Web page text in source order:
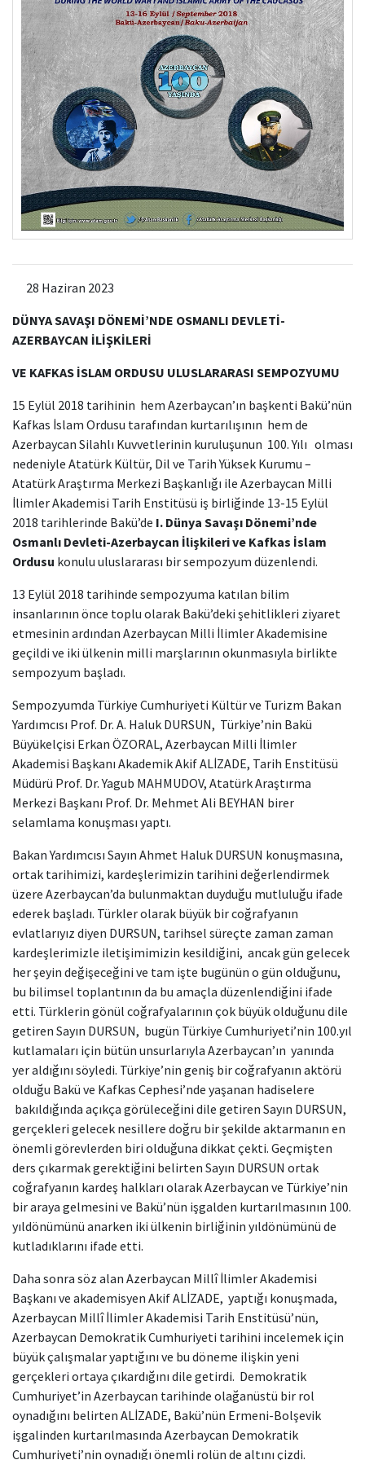
28 Haziran 2023
DÜNYA SAVAŞI DÖNEMİ’NDE OSMANLI DEVLETİ-
AZERBAYCAN İLİŞKİLERİ
VE KAFKAS İSLAM ORDUSU ULUSLARARASI SEMPOZYUMU
15 Eylül 2018 tarihinin hem Azerbaycan’ın başkenti Bakü’nün
Kafkas İslam Ordusu tarafından kurtarılışının hem de
Azerbaycan Silahlı Kuvvetlerinin kuruluşunun 100. Yılı olması
nedeniyle Atatürk Kültür, Dil ve Tarih Yüksek Kurumu –
Atatürk Araştırma Merkezi Başkanlığı ile Azerbaycan Milli
İlimler Akademisi Tarih Enstitüsü iş birliğinde 13-15 Eylül
2018 tarihlerinde Bakü’de I. Dünya Savaşı Dönemi’nde
Osmanlı Devleti-Azerbaycan İlişkileri ve Kafkas İslam
Ordusu konulu uluslararası bir sempozyum düzenlendi.
13 Eylül 2018 tarihinde sempozyuma katılan bilim
insanlarının önce toplu olarak Bakü’deki şehitlikleri ziyaret
etmesinin ardından Azerbaycan Milli İlimler Akademisine
geçildi ve iki ülkenin milli marşlarının okunmasıyla birlikte
sempozyum başladı.
Sempozyumda Türkiye Cumhuriyeti Kültür ve Turizm Bakan
Yardımcısı Prof. Dr. A. Haluk DURSUN, Türkiye’nin Bakü
Büyükelçisi Erkan ÖZORAL, Azerbaycan Milli İlimler
Akademisi Başkanı Akademik Akif ALİZADE, Tarih Enstitüsü
Müdürü Prof. Dr. Yagub MAHMUDOV, Atatürk Araştırma
Merkezi Başkanı Prof. Dr. Mehmet Ali BEYHAN birer
selamlama konuşması yaptı.
Bakan Yardımcısı Sayın Ahmet Haluk DURSUN konuşmasına,
ortak tarihimizi, kardeşlerimizin tarihini değerlendirmek
üzere Azerbaycan’da bulunmaktan duyduğu mutluluğu ifade
ederek başladı. Türkler olarak büyük bir coğrafyanın
evlatlarıyız diyen DURSUN, tarihsel süreçte zaman zaman
kardeşlerimizle iletişimimizin kesildiğini, ancak gün gelecek
her şeyin değişeceğini ve tam işte bugünün o gün olduğunu,
bu bilimsel toplantının da bu amaçla düzenlendiğini ifade
etti. Türklerin gönül coğrafyalarının çok büyük olduğunu dile
getiren Sayın DURSUN, bugün Türkiye Cumhuriyeti’nin 100.yıl
kutlamaları için bütün unsurlarıyla Azerbaycan’ın yanında
yer aldığını söyledi. Türkiye’nin geniş bir coğrafyanın aktörü
olduğu Bakü ve Kafkas Cephesi’nde yaşanan hadiselere
bakıldığında açıkça görüleceğini dile getiren Sayın DURSUN,
gerçekleri gelecek nesillere doğru bir şekilde aktarmanın en
önemli görevlerden biri olduğuna dikkat çekti. Geçmişten
ders çıkarmak gerektiğini belirten Sayın DURSUN ortak
coğrafyanın kardeş halkları olarak Azerbaycan ve Türkiye’nin
bir araya gelmesini ve Bakü’nün işgalden kurtarılmasının 100.
yıldönümünü anarken iki ülkenin birliğinin yıldönümünü de
kutladıklarını ifade etti.
Daha sonra söz alan Azerbaycan Millî İlimler Akademisi
Başkanı ve akademisyen Akif ALİZADE, yaptığı konuşmada,
Azerbaycan Millî İlimler Akademisi Tarih Enstitüsü’nün,
Azerbaycan Demokratik Cumhuriyeti tarihini incelemek için
büyük çalışmalar yaptığını ve bu döneme ilişkin yeni
gerçekleri ortaya çıkardığını dile getirdi. Demokratik
Cumhuriyet’in Azerbaycan tarihinde olağanüstü bir rol
oynadığını belirten ALİZADE, Bakü’nün Ermeni-Bolşevik
işgalinden kurtarılmasında Azerbaycan Demokratik
Cumhuriyeti’nin oynadığı önemli rolün de altını çizdi.